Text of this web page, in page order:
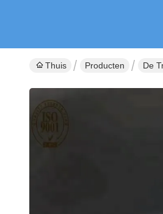
Thuis Producten De